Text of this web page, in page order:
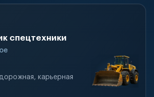
спецтехники
карьерная